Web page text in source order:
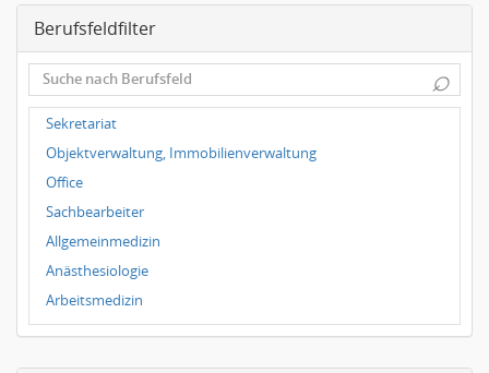
Dortmund
Wuppertal
Hallbergmoos
Würzburg
Grünwald
Ulm
Bielefeld
Hannover
Duisburg
Berufsfeldfilter
⌕
Sekretariat
Objektverwaltung, Immobilienverwaltung
Office
Sachbearbeiter
Allgemeinmedizin
Anästhesiologie
Arbeitsmedizin
Augenheilkunde